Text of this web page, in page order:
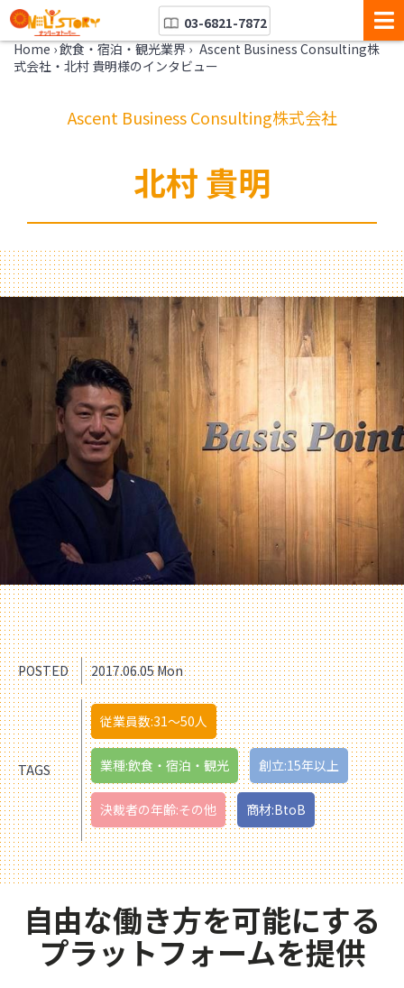
03-6821-7872
Home ›飲食・宿泊・観光業界 › Ascent Business Consulting株
式会社・北村 貴明様のインタビュー
Ascent Business Consulting株式会社
北村 貴明
POSTED 2017.06.05 Mon
TAGS
従業員数:31〜50人
業種:飲食・宿泊・観光 創立:15年以上
決裁者の年齢:その他 商材:BtoB
自由な働き方を可能にする
プラットフォームを提供